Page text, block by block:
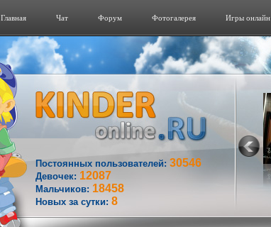
Главная Чат Форум Фотогалерeя Игры онлайн
Постоянных пользователей: 30546
Девочек: 12087
Мальчиков: 18458
Новых за сутки: 8